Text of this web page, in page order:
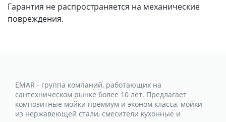
Гарантия не распространяется на механические
повреждения.
EMAR - группа компаний, работающих на
сантехническом рынке более 10 лет. Предлагает
композитные мойки премиум и эконом класса, мойки
из нержавеющей стали, смесители кухонные и